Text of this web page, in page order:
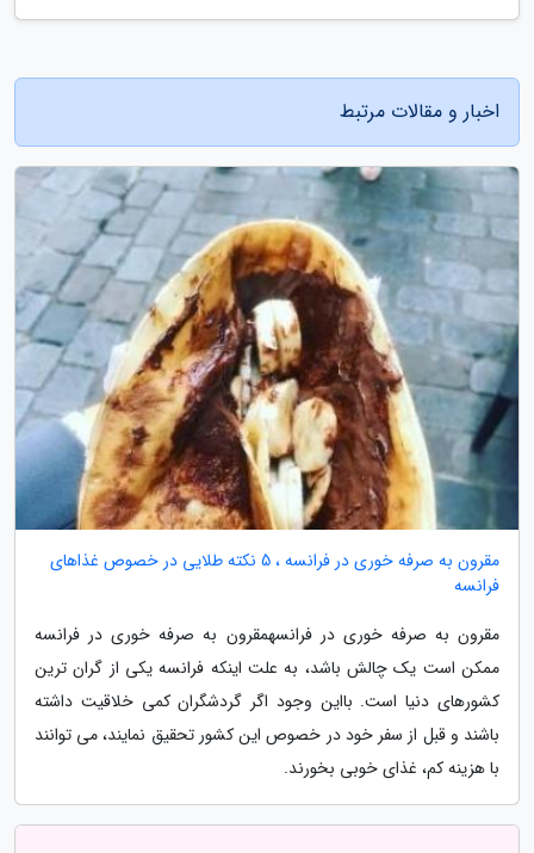
اخبار و مقالات مرتبط
مقرون به صرفه خوری در فرانسه ، 5 نکته طلایی در خصوص غذاهای
فرانسه
مقرون به صرفه خوری در فرانسهمقرون به صرفه خوری در فرانسه
ممکن است یک چالش باشد، به علت اینکه فرانسه یکی از گران ترین
کشورهای دنیا است. بااین وجود اگر گردشگران کمی خلاقیت داشته
باشند و قبل از سفر خود در خصوص این کشور تحقیق نمایند، می توانند
با هزینه کم، غذای خوبی بخورند.